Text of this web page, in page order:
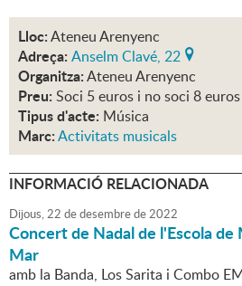
Lloc:Ateneu Arenyenc
Adreça: Anselm Clavé, 22
Organitza:Ateneu Arenyenc
Preu: Soci 5 euros i no soci 8 euros
Tipus d'acte: Música
Marc:Activitats musicals
INFORMACIÓ RELACIONADA
Dijous,22 dedesembrede2022
Concert de Nadal de l'Escola
Mar
amb la Banda, Los Sarita i Combo